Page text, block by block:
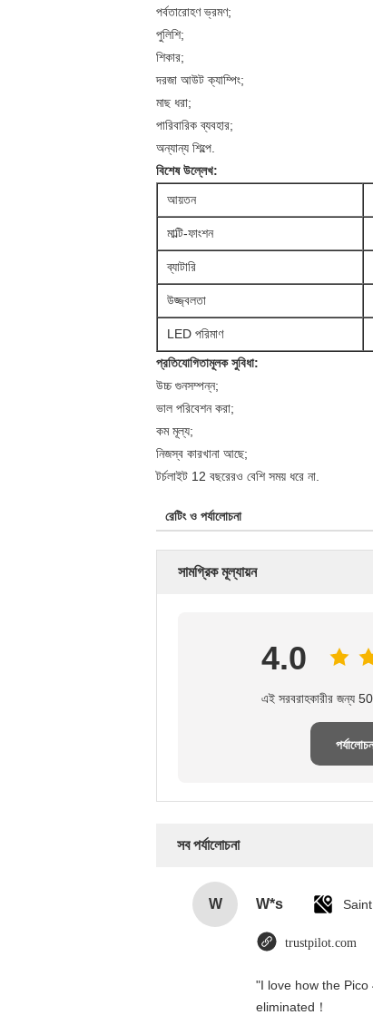
পর্বতারোহণ ভ্রমণ;
পুলিশি;
শিকার;
দরজা আউট ক্যাম্পিং;
মাছ ধরা;
পারিবারিক ব্যবহার;
অন্যান্য শিল্পে.
বিশেষ উল্লেখ:
আয়তন
মাল্টি-ফাংশন
ব্যাটারি
উজ্জ্বলতা
LED পরিমাণ
প্রতিযোগিতামূলক সুবিধা:
উচ্চ গুনসম্পন্ন;
ভাল পরিবেশন করা;
কম মূল্য;
নিজস্ব কারখানা আছে;
টর্চলাইট 12 বছরেরও বেশি সময় ধরে না.
রেটিং ও পর্যালোচনা
সামগ্রিক মূল্যায়ন
4.0
এই সরবরাহকারীর জন্য 50
সব পর্যালোচনা
W W*s
trustpilot.com
"I love how the
eliminated！